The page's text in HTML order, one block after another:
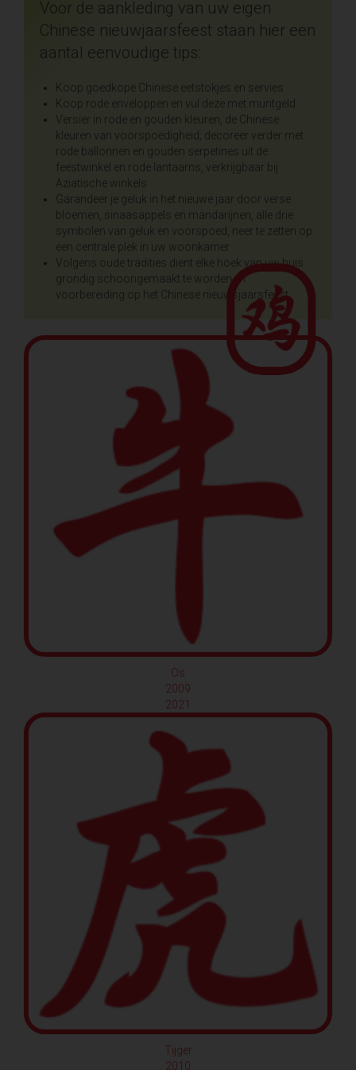
Voor de aankleding van uw eigen
Chinese nieuwjaarsfeest staan hier een
aantal eenvoudige tips:
Koop goedkope Chinese eetstokjes en servies
Koop rode enveloppen en vul deze met muntgeld
Versier in rode en gouden kleuren, de Chinese
kleuren van voorspoedigheid; decoreer verder met
rode ballonnen en gouden serpetines uit de
feestwinkel en rode lantaarns, verkrijgbaar bij
Aziatische winkels
Garandeer je geluk in het nieuwe jaar door verse
bloemen, sinaasappels en mandarijnen, alle drie
symbolen van geluk en voorspoed, neer te zetten op
een centrale plek in uw woonkamer
Volgens oude tradities dient elke hoek van uw huis
grondig schoongemaakt te worden, in
voorbereiding op het Chinese nieuwsjaarsfeest
Os
2009
2021
Tijger
2010